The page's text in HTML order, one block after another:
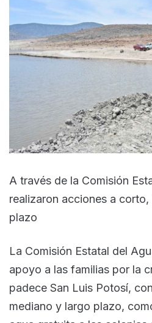
A través de la Comisión
realizaron acciones a
plazo
La Comisión Estatal del
apoyo a las familias por la
padece San Luis Potosí,
mediano y largo plazo,